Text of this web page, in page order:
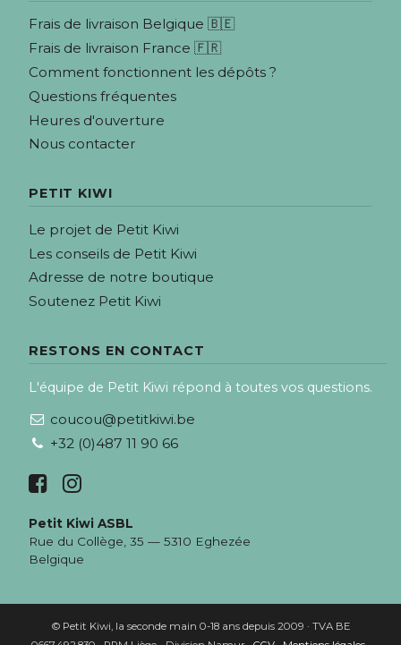
Frais de livraison Belgique 🇧🇪
Frais de livraison France 🇫🇷
Comment fonctionnent les dépôts ?
Questions fréquentes
Heures d'ouverture
Nous contacter
PETIT KIWI
Le projet de Petit Kiwi
Les conseils de Petit Kiwi
Adresse de notre boutique
Soutenez Petit Kiwi
RESTONS EN CONTACT
L'équipe de Petit Kiwi répond à toutes vos questions.
coucou@petitkiwi.be
+32 (0)487 11 90 66
Petit Kiwi ASBL
Rue du Collège, 35 — 5310 Eghezée
Belgique
© Petit Kiwi, la seconde main 0-18 ans depuis 2009 · TVA BE